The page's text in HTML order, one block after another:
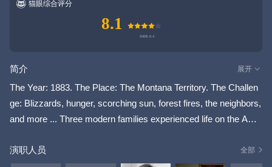
猫眼综合评分
8.1
简介 展开
The Year: 1883. The Place: The Montana Territory. The Challen
ge: Blizzards, hunger, scorching sun, forest fires, the neighbors,
and more ... Three modern families experienced life on the Ame
You don't.
演职人员 全部